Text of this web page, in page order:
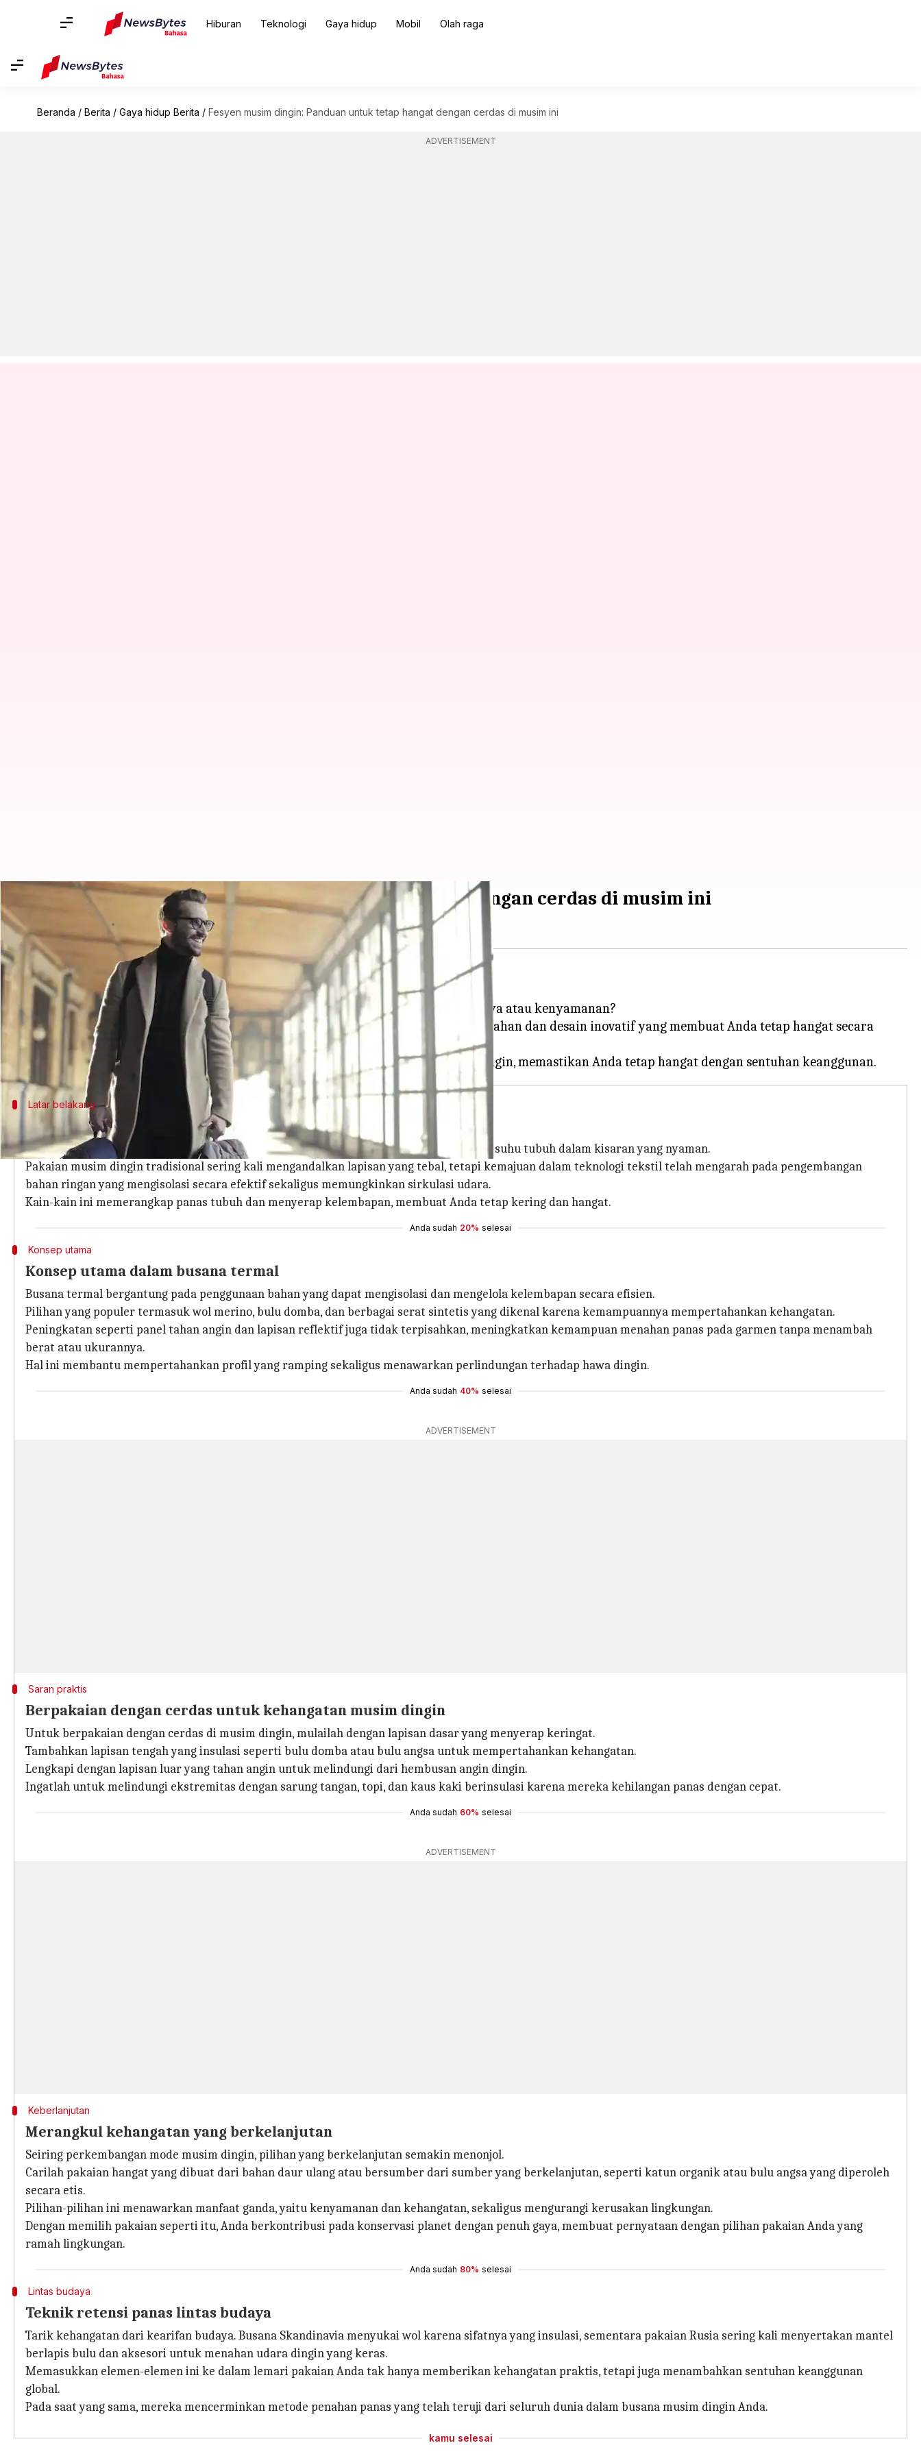
Hiburan Teknologi Gaya hidup Mobil Olah raga
Beranda / Berita / Gaya hidup Berita / Fesyen musim dingin: Panduan untuk tetap hangat dengan cerdas di musim ini
ADVERTISEMENT
Fesyen musim dingin: Panduan untuk tetap hangat dengan cerdas di musim ini
menulis Apr 09, 2024 12:05 pm
Apa ceritanya
Saat suhu turun, tetap hangat menjadi prioritas.
Namun, bagaimana cara agar Anda tetap merasa nyaman tanpa mengorbankan gaya atau kenyamanan?
Jawabannya terletak pada pengaturan panas yang cerdas dalam fesyen—paduan bahan dan desain inovatif yang membuat Anda tetap hangat secara
efisien.
Latar belakang
Sains pakaian termal
Regulasi termal pada pakaian mengacu pada kemampuan kain untuk mempertahankan suhu tubuh dalam kisaran yang nyaman.
Pakaian musim dingin tradisional sering kali mengandalkan lapisan yang tebal, tetapi kemajuan dalam teknologi tekstil telah mengarah pada pengembangan
bahan ringan yang mengisolasi secara efektif sekaligus memungkinkan sirkulasi udara.
Kain-kain ini memerangkap panas tubuh dan menyerap kelembapan, membuat Anda tetap kering dan hangat.
Anda sudah 20% selesai
Konsep utama
Konsep utama dalam busana termal
Busana termal bergantung pada penggunaan bahan yang dapat mengisolasi dan mengelola kelembapan secara efisien.
Pilihan yang populer termasuk wol merino, bulu domba, dan berbagai serat sintetis yang dikenal karena kemampuannya mempertahankan kehangatan.
Peningkatan seperti panel tahan angin dan lapisan reflektif juga tidak terpisahkan, meningkatkan kemampuan menahan panas pada garmen tanpa menambah
berat atau ukurannya.
Hal ini membantu mempertahankan profil yang ramping sekaligus menawarkan perlindungan terhadap hawa dingin.
Anda sudah 40% selesai
ADVERTISEMENT
Saran praktis
Berpakaian dengan cerdas untuk kehangatan musim dingin
Untuk berpakaian dengan cerdas di musim dingin, mulailah dengan lapisan dasar yang menyerap keringat.
Tambahkan lapisan tengah yang insulasi seperti bulu domba atau bulu angsa untuk mempertahankan kehangatan.
Lengkapi dengan lapisan luar yang tahan angin untuk melindungi dari hembusan angin dingin.
Ingatlah untuk melindungi ekstremitas dengan sarung tangan, topi, dan kaus kaki berinsulasi karena mereka kehilangan panas dengan cepat.
Anda sudah 60% selesai
ADVERTISEMENT
Keberlanjutan
Merangkul kehangatan yang berkelanjutan
Seiring perkembangan mode musim dingin, pilihan yang berkelanjutan semakin menonjol.
Carilah pakaian hangat yang dibuat dari bahan daur ulang atau bersumber dari sumber yang berkelanjutan, seperti katun organik atau bulu angsa yang diperoleh
secara etis.
Pilihan-pilihan ini menawarkan manfaat ganda, yaitu kenyamanan dan kehangatan, sekaligus mengurangi kerusakan lingkungan.
Dengan memilih pakaian seperti itu, Anda berkontribusi pada konservasi planet dengan penuh gaya, membuat pernyataan dengan pilihan pakaian Anda yang
ramah lingkungan.
Anda sudah 80% selesai
Lintas budaya
Teknik retensi panas lintas budaya
Tarik kehangatan dari kearifan budaya. Busana Skandinavia menyukai wol karena sifatnya yang insulasi, sementara pakaian Rusia sering kali menyertakan mantel
berlapis bulu dan aksesori untuk menahan udara dingin yang keras.
Memasukkan elemen-elemen ini ke dalam lemari pakaian Anda tak hanya memberikan kehangatan praktis, tetapi juga menambahkan sentuhan keanggunan
global.
Pada saat yang sama, mereka mencerminkan metode penahan panas yang telah teruji dari seluruh dunia dalam busana musim dingin Anda.
kamu selesai